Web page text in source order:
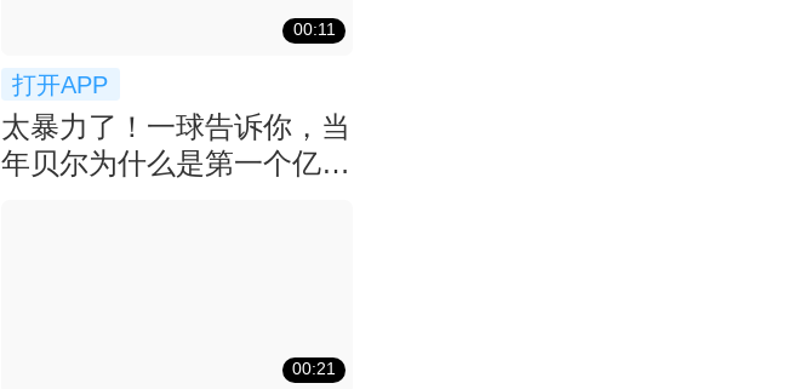
00:11
打开APP
太暴力了！一球告诉你，当
年贝尔为什么是第一个亿元
00:21